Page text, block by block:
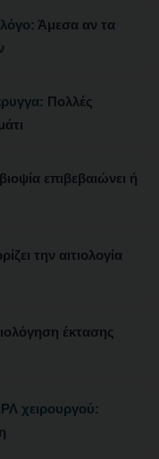
Άμεσα αν τα
Πολλές
επιβεβαιώνει ή
την αιτιολογία
έκτασης
χειρουργού: